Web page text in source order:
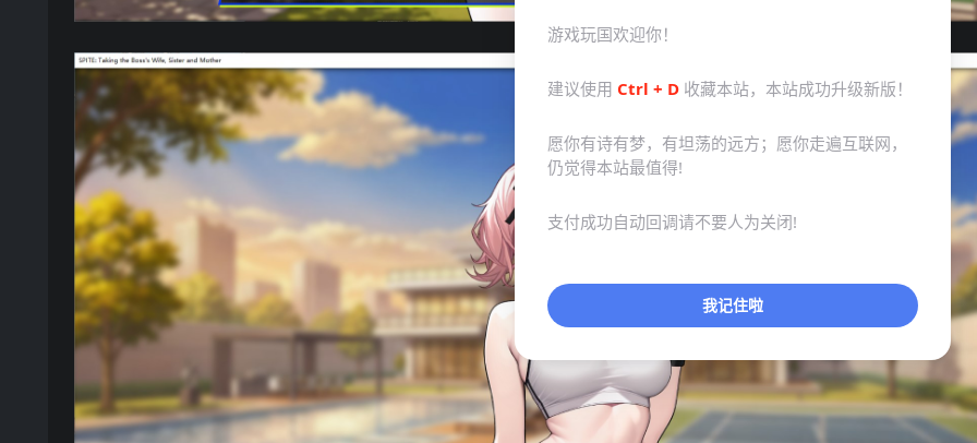
游戏玩国欢迎你！
建议使用 Ctrl + D 收藏本站，本站成功升级新版！
愿你有诗有梦，有坦荡的远方；愿你走遍互联网，
仍觉得本站最值得!
支付成功自动回调请不要人为关闭!
我记住啦